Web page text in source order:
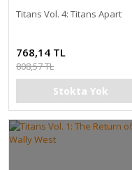
Titans Vol. 4: Titans Apart
768,14 TL
808,57 TL
Stokta Yok